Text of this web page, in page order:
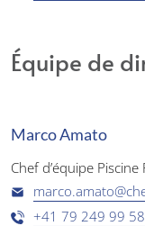
Équipe de
Marco Amato
Chef d’équipe Piscine
+41 79 249 99 58